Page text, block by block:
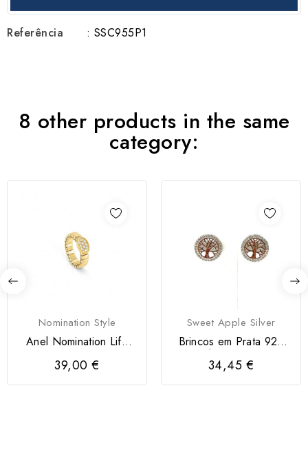
Referência : SSC955P1
8 other products in the same
category:
Nomination Style
Anel Nomination Life
Oval Dourado
39,00 €
Sweet Apple Silver
Brincos em Prata 925
com Árvore da Vida
34,45 €